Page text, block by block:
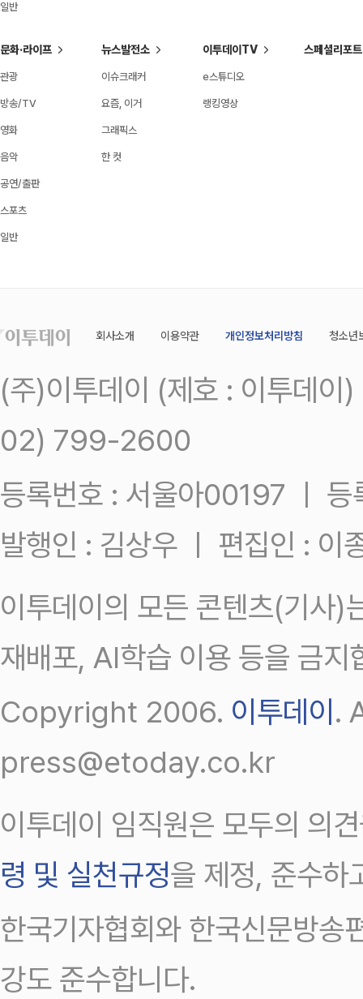
일반
문화·라이프
관광
방송/TV
영화
음악
공연/출판
스포츠
일반
뉴스발전소
이슈크래커
요즘, 이거
그래픽스
한 컷
이투데이TV
e스튜디오
랭킹영상
스페셜리포트
회사소개 이용약관 개인정보처리방침 청소년
(주)이투데이 (제호 : 이투데
02) 799-2600
등록번호 : 서울아00197 ㅣ
발행인 : 김상우 ㅣ 편집인 : 이
이투데이의 모든 콘텐츠(기사)
재배포, AI학습 이용 등을 금지
Copyright 2006. 이투데이 .
press@etoday.co.kr
이투데이 임직원은 모두의 의
령 및 실천규정을 제정, 준수하
한국기자협회와 한국신문방송
강도 준수합니다.